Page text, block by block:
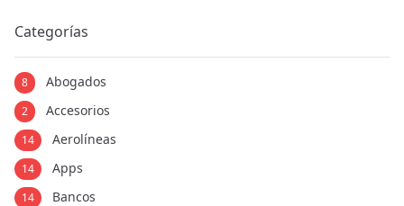
Categorías
8 Abogados
2 Accesorios
14 Aerolíneas
14 Apps
14 Bancos